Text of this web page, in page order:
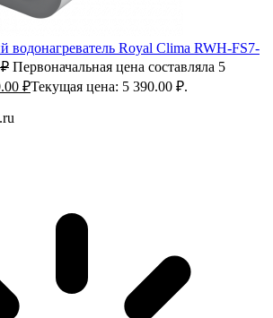
водонагреватель Royal Clima RWH-FS7-
₽ Первоначальная цена составляла 5
₽Текущая цена: 5 390.00 ₽.